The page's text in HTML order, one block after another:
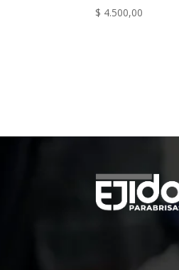
$ 4.500,00